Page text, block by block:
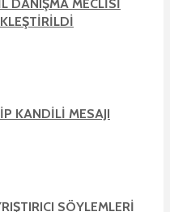
DANIŞMA MECLİSİ
KANDİLİ MESAJI
SÖYLEMLERİ